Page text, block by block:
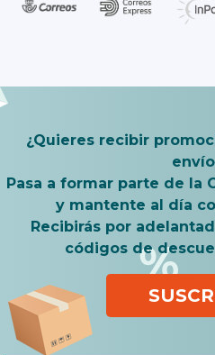
¿Quieres recibir
Pasa a formar parte de la
y mantente al día
Recibirás por
códigos de